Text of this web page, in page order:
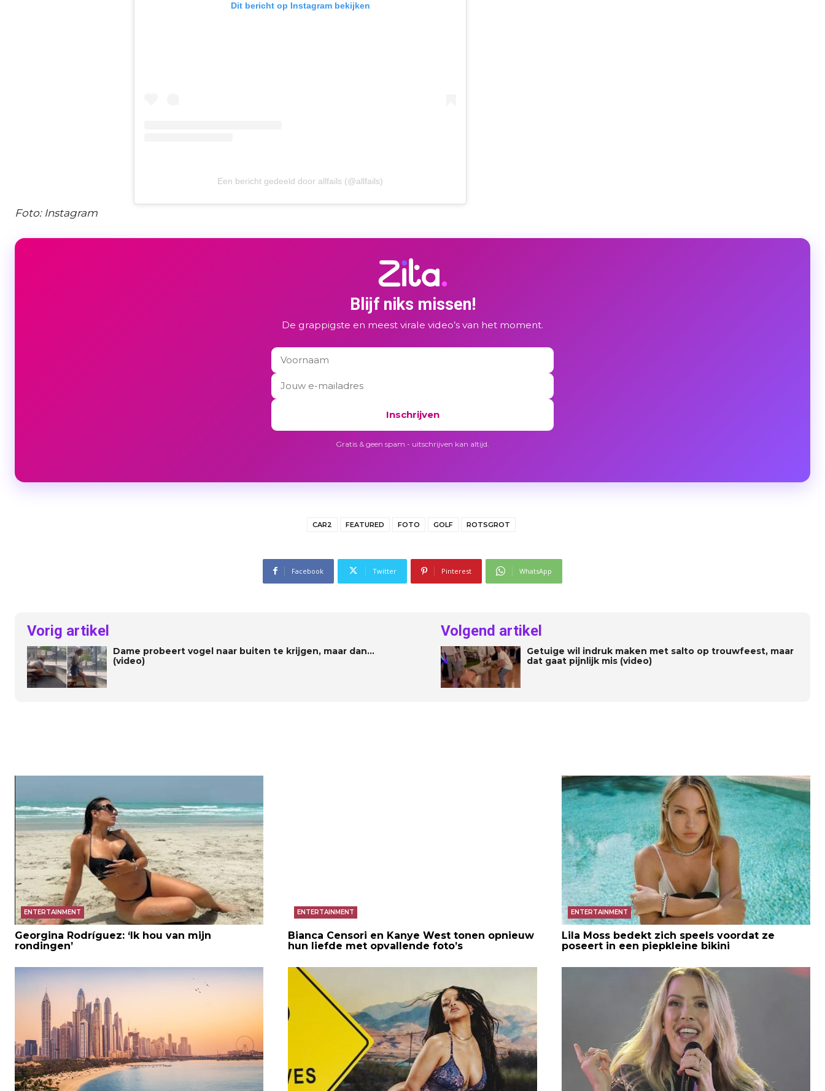
Dit bericht op Instagram bekijken
Een bericht gedeeld door allfails (@allfails)
Foto: Instagram
Blijf niks missen!
De grappigste en meest virale video’s van het moment.
Inschrijven
Gratis & geen spam - uitschrijven kan altijd.
CAR2 FEATURED FOTO GOLF ROTSGROT
Facebook Twitter Pinterest WhatsApp
Vorig artikel
Dame probeert vogel naar buiten te krijgen, maar dan…
(video)
Volgend artikel
Getuige wil indruk maken met salto op trouwfeest, maar
dat gaat pijnlijk mis (video)
ENTERTAINMENT
Georgina Rodríguez: ‘Ik hou van mijn
rondingen’
ENTERTAINMENT
Bianca Censori en Kanye West tonen opnieuw
hun liefde met opvallende foto’s
ENTERTAINMENT
Lila Moss bedekt zich speels voordat ze
poseert in een piepkleine bikini